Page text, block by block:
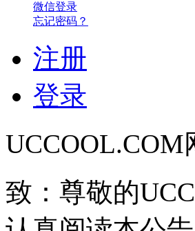
微信登录
忘记密码？
注册
登录
UCCOOL.COM
致：尊敬的